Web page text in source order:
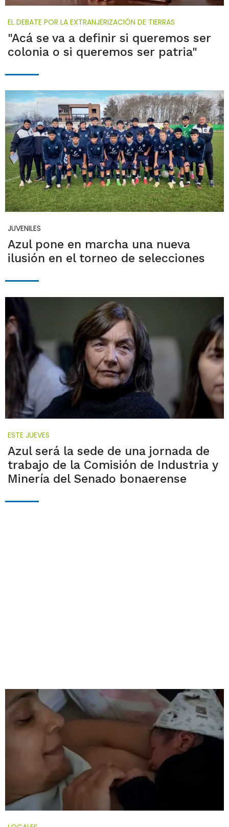
EL DEBATE POR LA EXTRANJERIZACIÓN DE TIERRAS
"Acá se va a definir si queremos ser
colonia o si queremos ser patria"
JUVENILES
Azul pone en marcha una nueva
ilusión en el torneo de selecciones
ESTE JUEVES
Azul será la sede de una jornada de
trabajo de la Comisión de Industria y
Minería del Senado bonaerense